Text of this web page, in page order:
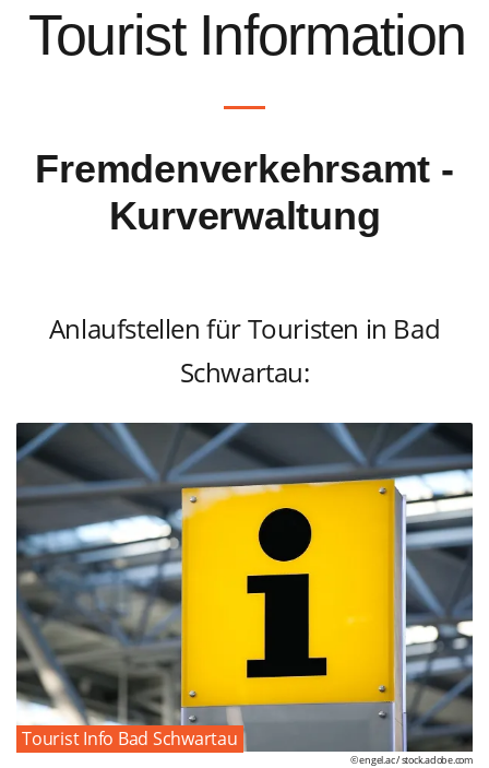
Tourist Information
Fremdenverkehrsamt -
Kurverwaltung
Anlaufstellen für Touristen in Bad
Schwartau:
Tourist Info Bad Schwartau
© engel.ac /stock.adobe.com